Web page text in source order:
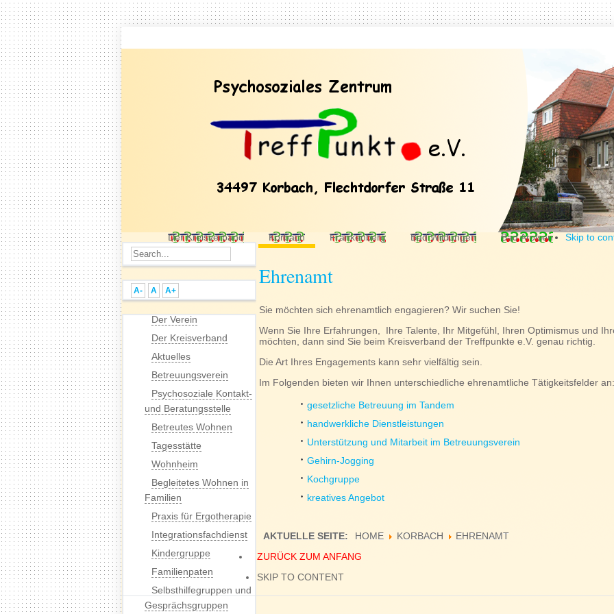
Der Kreisverband Korbach Frankenberg Bad Wildungen Bad Arolsen Skip to
Ehrenamt
Sie möchten sich ehrenamtlich engagieren? Wir suchen Sie!
Wenn Sie Ihre Erfahrungen, Ihre Talente, Ihr Mitgefühl, Ihren Optimismus und
möchten, dann sind Sie beim Kreisverband der Treffpunkte e.V. genau richtig.
Die Art Ihres Engagements kann sehr vielfältig sein.
Im Folgenden bieten wir Ihnen unterschiedliche ehrenamtliche Tätigkeitsfelder an:
gesetzliche Betreuung im Tandem
handwerkliche Dienstleistungen
Unterstützung und Mitarbeit im Betreuungsverein
Gehirn-Jogging
Kochgruppe
kreatives Angebot
A- A A+
Der Verein
Der Kreisverband
Aktuelles
Betreuungsverein
Psychosoziale Kontakt-
und Beratungsstelle
Betreutes Wohnen
Tagesstätte
Wohnheim
Begleitetes Wohnen in
Familien
Praxis für Ergotherapie
Integrationsfachdienst
Kindergruppe
Familienpaten
Selbsthilfegruppen und
Gesprächsgruppen
AKTUELLE SEITE: HOME KORBACH
EHRENAMT
ZURÜCK ZUM ANFANG
SKIP TO CONTENT